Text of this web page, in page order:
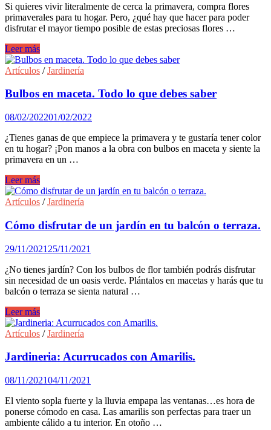
Si quieres vivir literalmente de cerca la primavera, compra flores
primaverales para tu hogar. Pero, ¿qué hay que hacer para poder
disfrutar el mayor tiempo posible de estas preciosas flores …
Cuidados
para
disfrutar
las
primaverales
el
mayor
tiempo
posible.
Leer más
Artículos /Jardinería
Bulbos en maceta. Todo lo que debes saber
08/02/202201/02/2022
¿Tienes ganas de que empiece la primavera y te gustaría tener color
en tu hogar? ¡Pon manos a la obra con bulbos en maceta y siente la
primavera en un …
Bulbos
en
maceta.
lo
que
debes
saber
Leer más
Artículos /Jardinería
Cómo disfrutar de un jardín en tu balcón o terraza.
29/11/2021 25/11/2021
¿No tienes jardín? Con los bulbos de flor también podrás disfrutar
sin necesidad de un oasis verde. Plántalos en macetas y harás que tu
balcón o terraza se sienta natural …
Cómo
disfrutar
de
jardín
tu
balcón
o
terraza.
Leer más
Artículos /Jardinería
Jardineria: Acurrucados con Amarilis.
08/11/202104/11/2021
El viento sopla fuerte y la lluvia empapa las ventanas…es hora de
ponerse cómodo en casa. Las amarilis son perfectas para traer un
ambiente cálido a tu interior. En otoño …